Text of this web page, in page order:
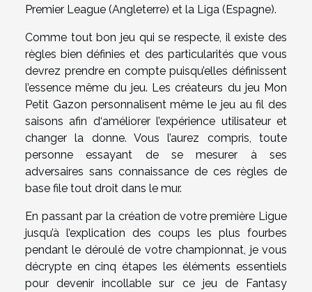
Premier League (Angleterre) et la Liga (Espagne).
Comme tout bon jeu qui se respecte, il existe des
règles bien définies et des particularités que vous
devrez prendre en compte puisqu’elles définissent
l’essence même du jeu. Les créateurs du jeu Mon
Petit Gazon personnalisent même le jeu au fil des
saisons afin d‘améliorer l’expérience utilisateur et
changer la donne. Vous l’aurez compris, toute
personne essayant de se mesurer à ses
adversaires sans connaissance de ces règles de
base file tout droit dans le mur.
En passant par la création de votre première Ligue
jusqu’à l’explication des coups les plus fourbes
pendant le déroulé de votre championnat, je vous
décrypte en cinq étapes les éléments essentiels
pour devenir incollable sur ce jeu de Fantasy